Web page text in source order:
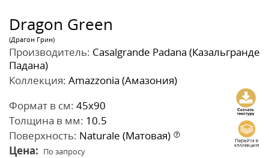
Dragon Green
(Драгон Грин)
Производитель: Casalgrande Padana (Казальгранде
Падана)
Коллекция: Amazzonia (Амазония)
Формат в см: 45x90
Толщина в мм: 10.5
Поверхность: Naturale (Матовая)
Цена: По запросу